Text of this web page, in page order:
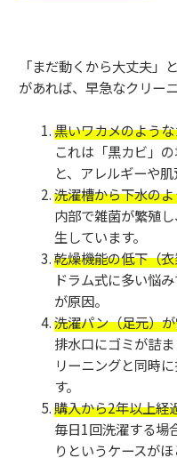
「まだ動くから大丈夫
があれば、早急なクリー
黒いワカメのよう
これは「黒カビ」
と、アレルギーや
洗濯槽から下水の
内部で雑菌が繁殖
生しています。
乾燥機能の低下（
ドラム式に多い悩
が原因。
洗濯パン（足元）
排水口にゴミが詰
リーニングと同時
す。
購入から2年以上経
毎日1回洗濯する場
りというケースがほ